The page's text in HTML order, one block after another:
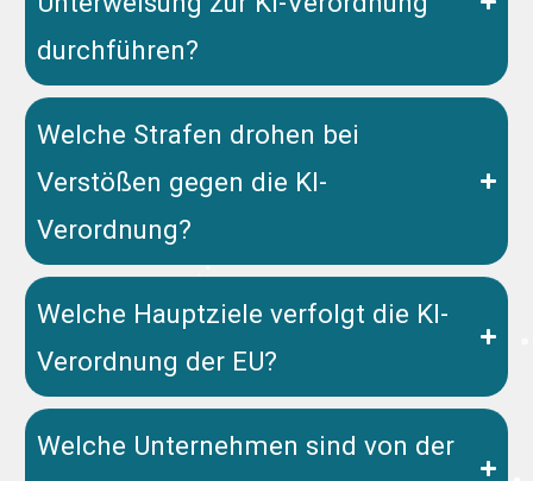
durchführen?
Welche Strafen drohen bei
Verstößen gegen die KI-
Verordnung?
Welche Hauptziele verfolgt die KI-
Verordnung der EU?
Welche Unternehmen sind von der